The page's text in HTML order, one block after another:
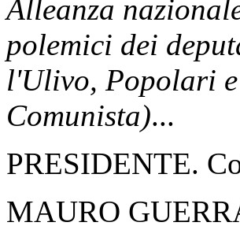
Alleanza
polemici dei
l'Ulivo, Popolari
Comunista)...
PRESIDENTE.
MAURO